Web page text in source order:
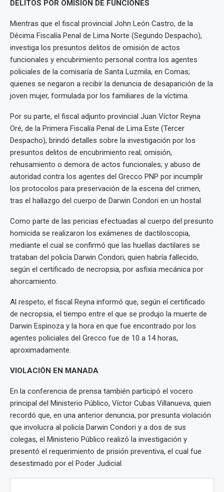
DELITOS POR OMISIÓN DE FUNCIONES
Mientras que el fiscal provincial John León Castro, de la
Décima Fiscalía Penal de Lima Norte (Segundo Despacho),
investiga los presuntos delitos de omisión de actos
funcionales y encubrimiento personal contra los agentes
policiales de la comisaría de Santa Luzmila, en Comas;
quienes se negaron a recibir la denuncia de desaparición de la
joven mujer, formulada por los familiares de la víctima.
Por su parte, el fiscal adjunto provincial Juan Víctor Reyna
Oré, de la Primera Fiscalía Penal de Lima Este (Tercer
Despacho), brindó detalles sobre la investigación por los
presuntos delitos de encubrimiento real; omisión,
rehusamiento o demora de actos funcionales; y abuso de
autoridad contra los agentes del Grecco PNP por incumplir
los protocolos para preservación de la escena del crimen,
tras el hallazgo del cuerpo de Darwin Condori en un hostal.
Como parte de las pericias efectuadas al cuerpo del presunto
homicida se realizaron los exámenes de dactiloscopia,
mediante el cual se confirmó que las huellas dactilares se
trataban del policía Darwin Condori, quien habría fallecido,
según el certificado de necropsia, por asfixia mecánica por
ahorcamiento.
Al respeto, el fiscal Reyna informó que, según el certificado
de necropsia, el tiempo entre el que se produjo la muerte de
Darwin Espinoza y la hora en que fue encontrado por los
agentes policiales del Grecco fue de 10 a 14 horas,
aproximadamente.
VIOLACIÓN EN MANADA
En la conferencia de prensa también participó el vocero
principal del Ministerio Público, Víctor Cubas Villanueva, quien
recordó que, en una anterior denuncia, por presunta violación
que involucra al policía Darwin Condori y a dos de sus
colegas, el Ministerio Público realizó la investigación y
presentó el requerimiento de prisión preventiva, el cual fue
desestimado por el Poder Judicial.